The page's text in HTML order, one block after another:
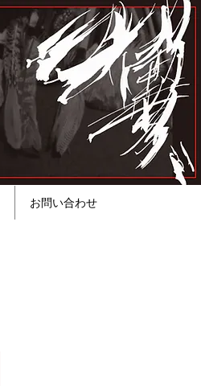
お問い合わせ